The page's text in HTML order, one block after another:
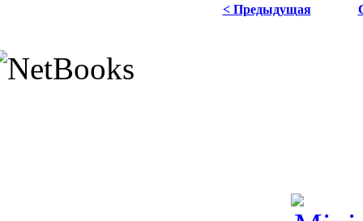
< Предыдущая